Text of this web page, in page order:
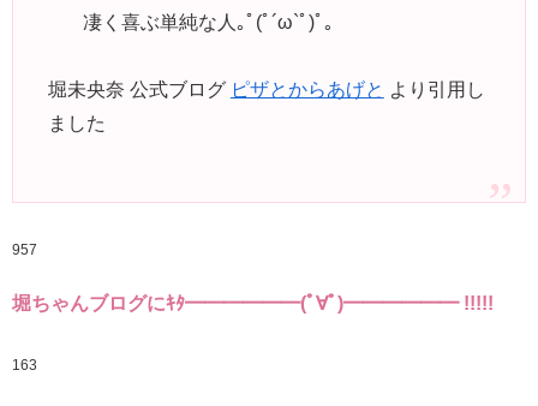
凄く喜ぶ単純な人｡ﾟ(ﾟ´ω`ﾟ)ﾟ｡
堀未央奈 公式ブログ ピザとからあげと より引用し
ました
957
堀ちゃんブログにｷﾀ━━━━━━(ﾟ∀ﾟ)━━━━━━ !!!!!
163